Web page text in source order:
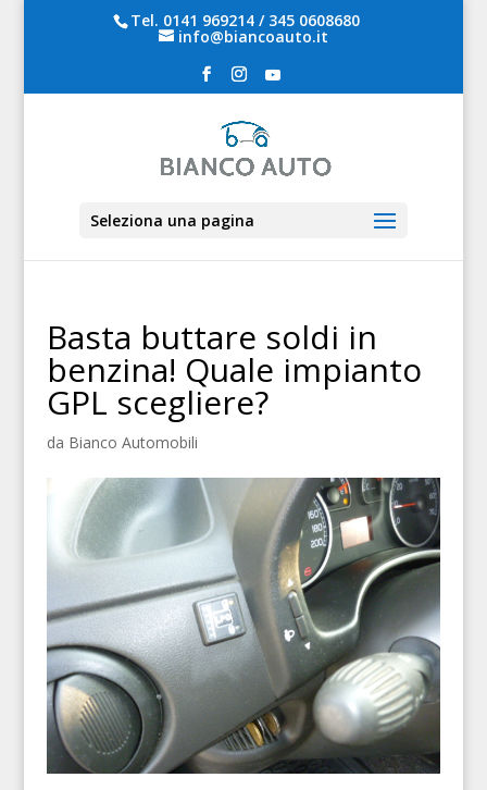
Tel. 0141 969214/ 345 0608680
info@biancoauto.it
Seleziona una pagina
Basta buttare soldi in
benzina! Quale impianto
GPL scegliere?
da Bianco Automobili